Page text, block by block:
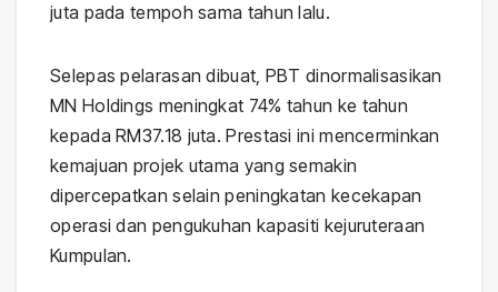
juta pada tempoh sama tahun lalu.
Selepas pelarasan dibuat, PBT dinormalisasikan
MN Holdings meningkat 74% tahun ke tahun
kepada RM37.18 juta. Prestasi ini mencerminkan
kemajuan projek utama yang semakin
dipercepatkan selain peningkatan kecekapan
operasi dan pengukuhan kapasiti kejuruteraan
Kumpulan.